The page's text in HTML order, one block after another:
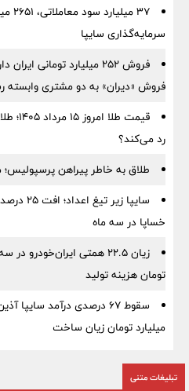
۳۷
سرمایه‌گذاری سایپا
فروش ۲۵۲ میلیارد تومانی
فروش «دیران» به دو مشتری وابسته
رد می‌کند؟
طلاق به خاطر پیراهن
خساپا در سه ماه
تومان هزینه تولید
میلیارد تومان زیان ساخت
تبلیغات متنی